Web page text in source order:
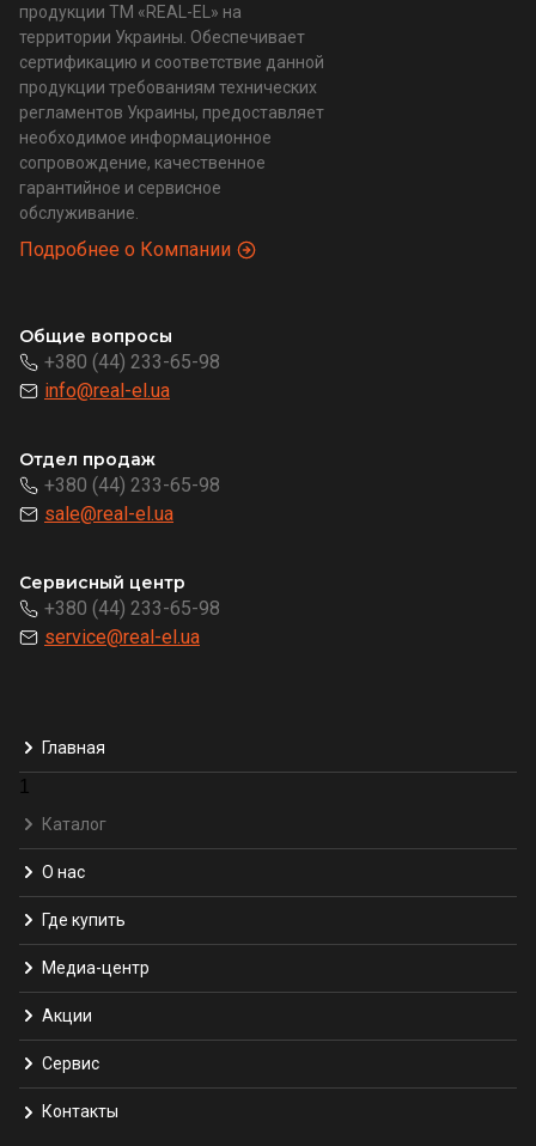
продукции ТМ «REAL-EL» на
территории Украины. Обеспечивает
сертификацию и соответствие данной
продукции требованиям технических
регламентов Украины, предоставляет
необходимое информационное
сопровождение, качественное
гарантийное и сервисное
обслуживание.
Подробнее о Компании
Общие вопросы
+380 (44) 233-65-98
info@real-el.ua
Отдел продаж
+380 (44) 233-65-98
sale@real-el.ua
Сервисный центр
+380 (44) 233-65-98
service@real-el.ua
Главная
1
Каталог
О нас
Где купить
Медиа-центр
Акции
Сервис
Контакты